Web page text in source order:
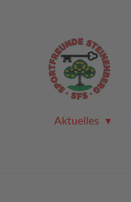
Aktuelles